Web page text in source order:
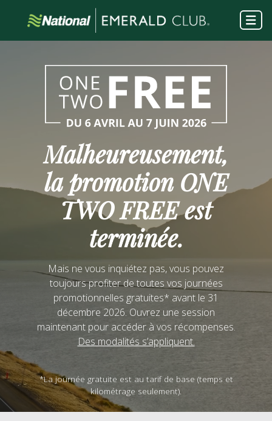
Malheureusement,
la promotion ONE
TWO FREEest
terminée.
Mais ne vous inquiétez pas, vous pouvez
toujours profiter de toutes vos journées
promotionnelles gratuites* avant le 31
décembre 2026. Ouvrez une session
maintenant pour accéder à vos récompenses.
Des modalités s’appliquent.
*La journée gratuite est au tarif de base (temps et
kilométrage seulement).